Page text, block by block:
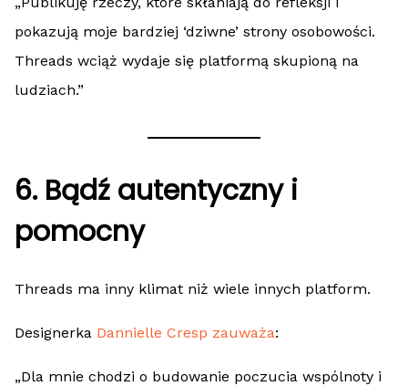
pokazują moje bardziej ‘dziwne’ strony osobowości.
Threads wciąż wydaje się platformą skupioną na
ludziach.”
6. Bądź autentyczny i
pomocny
Threads ma inny klimat niż wiele innych platform.
Designerka Dannielle Cresp zauważa:
„Dla mnie chodzi o budowanie poczucia wspólnoty i